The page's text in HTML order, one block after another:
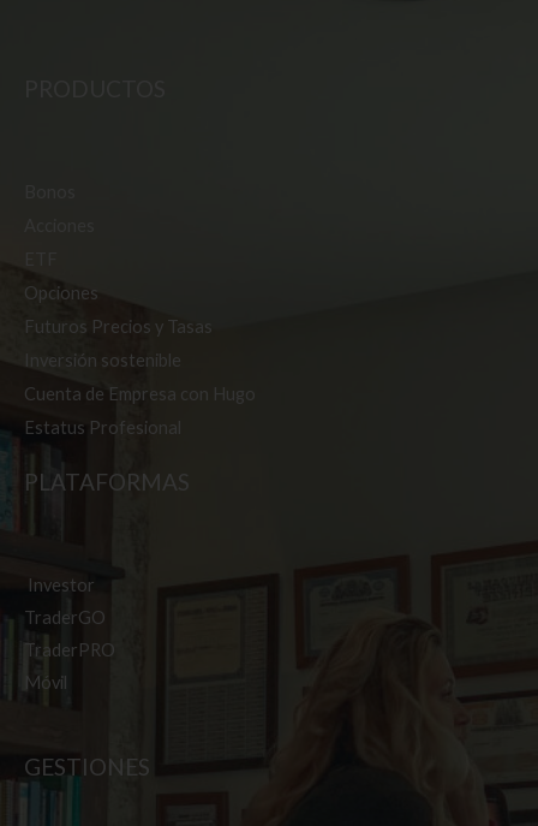
Opciones
Futuros Precios y Tasas
Inversión sostenible
Cuenta de Empresa con Hugo
Estatus Profesional
PLATAFORMAS
Investor
TraderGO
TraderPRO
Móvil
GESTIONES